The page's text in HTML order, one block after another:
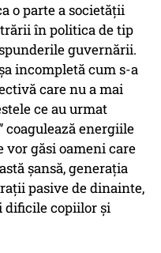
o parte a societăţii
în politica de tip
guvernării.
incompletă cum s-a
care nu a mai
ce au urmat
coagulează energiile
vor găsi oameni care
şansă, generaţia
pasive de dinainte,
dificile copiilor şi